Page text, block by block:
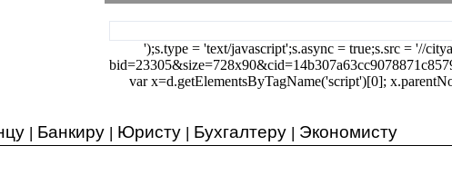
');s.type = 'text/javascript';s.async = true;s.src = '//
var x=d.getElementsByTagName('script')[0];
| Банкиру | Юристу | Бухгалтеру | Экономисту